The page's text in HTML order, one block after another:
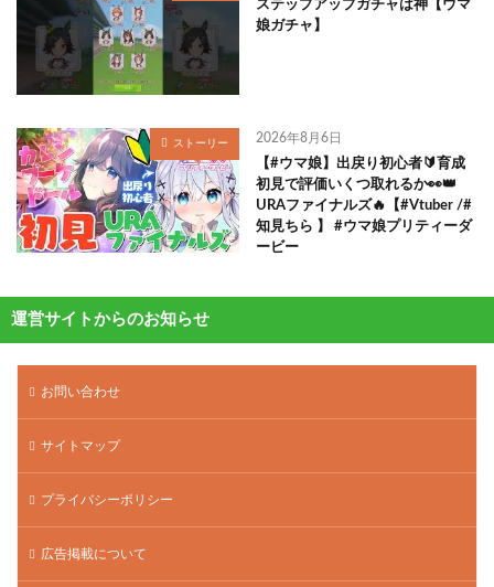
ステップアップガチャは神【ウマ
娘ガチャ】
ストーリー 2026年8月6日
【#ウマ娘】出戻り初心者🔰育成
初見で評価いくつ取れるか👀👑
URAファイナルズ🔥【#Vtuber /#
知見ちら 】 #ウマ娘プリティーダ
ービー
運営サイトからのお知らせ
お問い合わせ
サイトマップ
プライバシーポリシー
広告掲載について